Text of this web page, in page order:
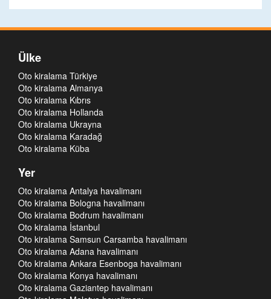
Ülke
Oto kiralama Türkiye
Oto kiralama Almanya
Oto kiralama Kıbrıs
Oto kiralama Hollanda
Oto kiralama Ukrayna
Oto kiralama Karadağ
Oto kiralama Küba
Yer
Oto kiralama Antalya havalimanı
Oto kiralama Bologna havalimanı
Oto kiralama Bodrum havalimanı
Oto kiralama İstanbul
Oto kiralama Samsun Carsamba havalimanı
Oto kiralama Adana havalimanı
Oto kiralama Ankara Esenboga havalimanı
Oto kiralama Konya havalimanı
Oto kiralama Gaziantep havalimanı